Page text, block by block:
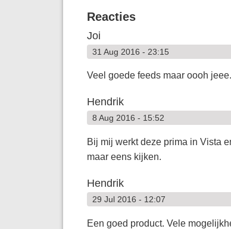
Reacties
Joi
31 Aug 2016 - 23:15
Veel goede feeds maar oooh
Hendrik
8 Aug 2016 - 15:52
Bij mij werkt deze prima in Vista
maar eens kijken.
Hendrik
29 Jul 2016 - 12:07
Een goed product. Vele